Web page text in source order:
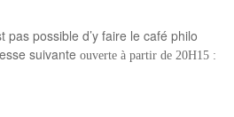
possible d’y faire le café philo
suivante ouverte à partir de 20H15 :